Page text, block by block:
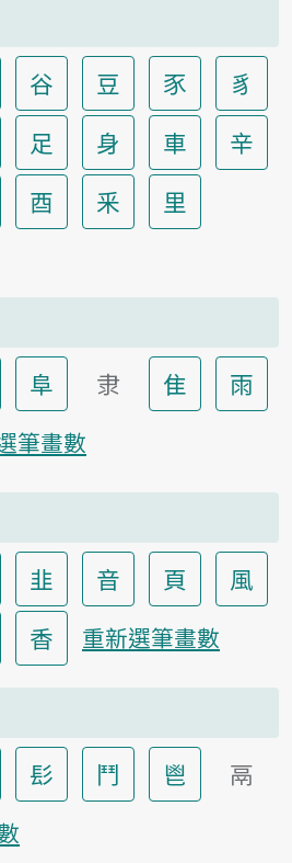
谷 豆 豕
豸
足 身 車
辛
酉 釆 里
阜 隶 隹
雨
筆畫數
韭 音 頁
風
香 重新選筆畫數
髟 鬥 鬯
鬲